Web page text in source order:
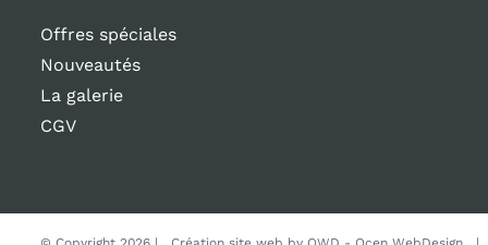
Offres spéciales
Nouveautés
La galerie
CGV